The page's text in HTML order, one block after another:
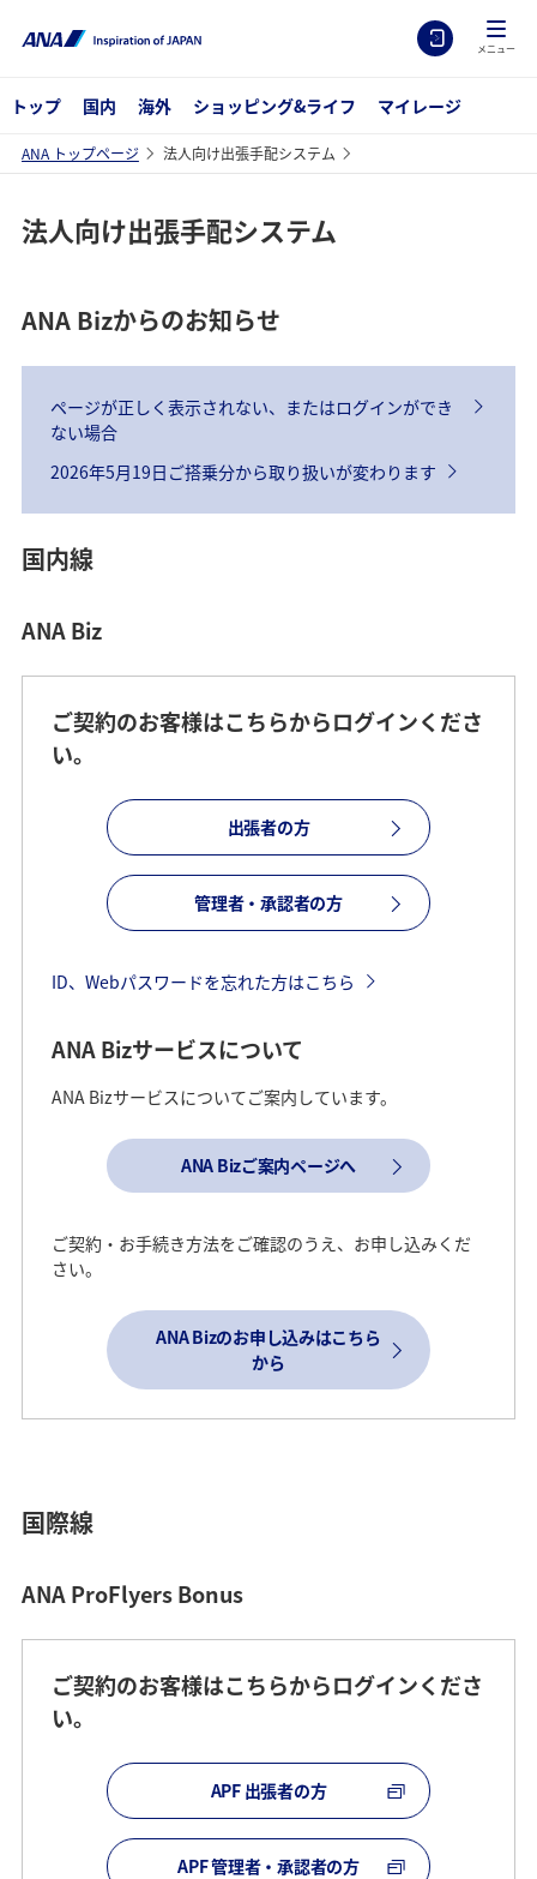
メニュー
トップ 国内 海外 ショッピング&ライフ マイレージ
ANA トップページ 法人向け出張手配システム
法人向け出張手配システム
ANA Bizからのお知らせ
ページが正しく表示されない、またはログインができ
ない場合
2026年5月19日ご搭乗分から取り扱いが変わります
国内線
ANA Biz
ご契約のお客様はこちらからログインくださ
い。
出張者の方
管理者・承認者の方
ID、Webパスワードを忘れた方はこちら
ANA Bizサービスについて
ANA Bizサービスについてご案内しています。
ANA Bizご案内ページへ
ご契約・お手続き方法をご確認のうえ、お申し込みくだ
さい。
ANA Bizのお申し込みはこちら
から
国際線
ANA ProFlyers Bonus
ご契約のお客様はこちらからログインくださ
い。
APF 出張者の方
APF 管理者・承認者の方